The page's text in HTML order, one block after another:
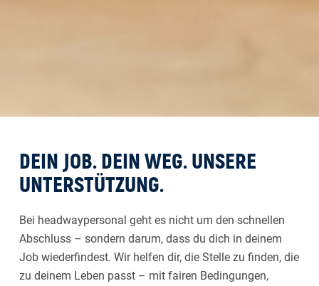
DEIN JOB. DEIN WEG. UNSERE
UNTERSTÜTZUNG.
Bei headwaypersonal geht es nicht um den schnellen
Abschluss – sondern darum, dass du dich in deinem
Job wiederfindest. Wir helfen dir, die Stelle zu finden, die
zu deinem Leben passt – mit fairen Bedingungen,